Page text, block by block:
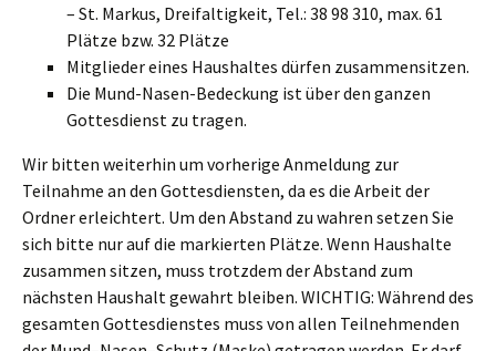
– St. Markus, Dreifaltigkeit, Tel.: 38 98 310, max. 61
Plätze bzw. 32 Plätze
Mitglieder eines Haushaltes dürfen zusammensitzen.
Die Mund-Nasen-Bedeckung ist über den ganzen
Gottesdienst zu tragen.
Wir bitten weiterhin um vorherige Anmeldung zur
Teilnahme an den Gottesdiensten, da es die Arbeit der
Ordner erleichtert. Um den Abstand zu wahren setzen Sie
sich bitte nur auf die markierten Plätze. Wenn Haushalte
zusammen sitzen, muss trotzdem der Abstand zum
nächsten Haushalt gewahrt bleiben. WICHTIG: Während des
gesamten Gottesdienstes muss von allen Teilnehmenden